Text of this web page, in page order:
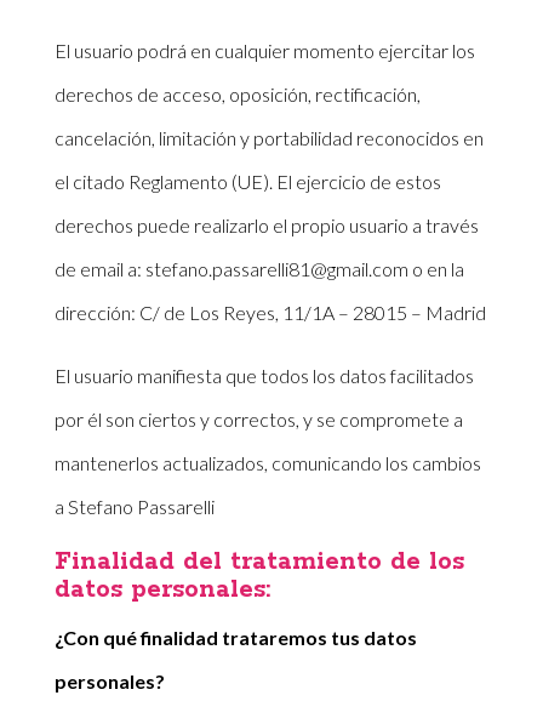
El usuario podrá en cualquier momento ejercitar los
derechos de acceso, oposición, rectificación,
cancelación, limitación y portabilidad reconocidos en
el citado Reglamento (UE). El ejercicio de estos
derechos puede realizarlo el propio usuario a través
de email a: stefano.passarelli81@gmail.com o en la
dirección: C/ de Los Reyes, 11/1A – 28015 – Madrid
El usuario manifiesta que todos los datos facilitados
por él son ciertos y correctos, y se compromete a
mantenerlos actualizados, comunicando los cambios
a Stefano Passarelli
Finalidad del tratamiento de los
datos personales:
¿Con qué finalidad trataremos tus datos
personales?